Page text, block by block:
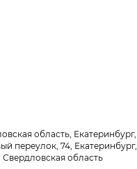
область, Екатеринбург,
переулок, 74, Екатеринбург,
Свердловская область